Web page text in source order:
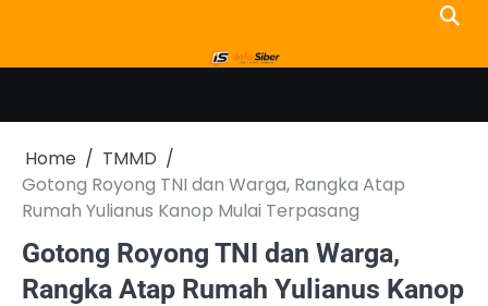
content
Home
TMMD
Gotong Royong TNI dan Warga, Rangka Atap
Rumah Yulianus Kanop Mulai Terpasang
Gotong Royong TNI dan Warga,
Rangka Atap Rumah Yulianus Kanop